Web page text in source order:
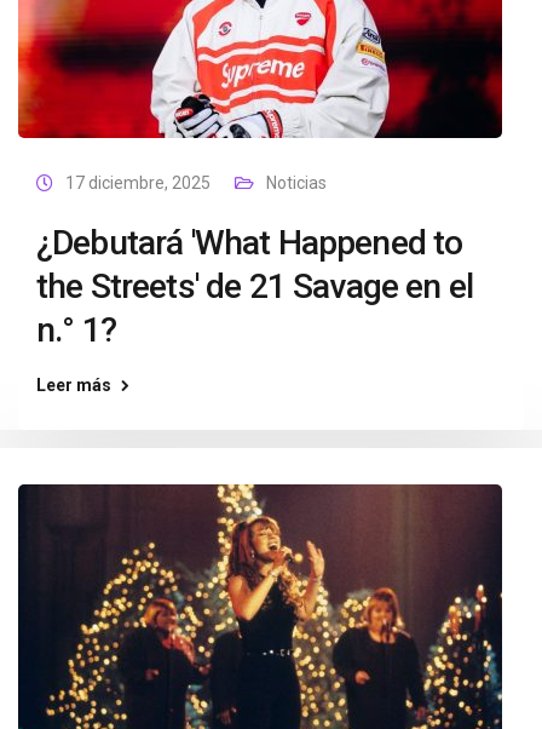
17 diciembre, 2025 Noticias
¿Debutará 'What Happened to
the Streets' de 21 Savage en el
n.° 1?
Leer más